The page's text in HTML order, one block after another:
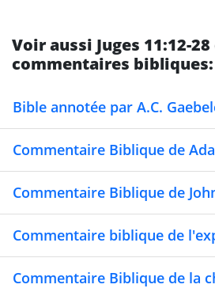
Voir aussi Juges 11:12-
commentaires bibliques:
Bible annotée par A.C.
Commentaire Biblique de
Commentaire Biblique de
Commentaire biblique de
Commentaire Biblique de la